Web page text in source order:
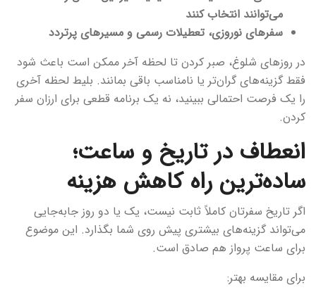
می‌توانند انتخاب کنند
سفرهای نوروزی، تعطیلات رسمی و مسیرهای پرتردد
در روزهای شلوغ، صبر کردن تا لحظه آخر ممکن است باعث شود
فقط گزینه‌های گران‌تر یا نامناسب باقی بمانند. بلیط لحظه آخری
را یک فرصت احتمالی ببینید، نه یک برنامه قطعی برای ارزان سفر
کردن.
انعطاف در تاریخ و ساعت؛
ساده‌ترین راه کاهش هزینه
اگر تاریخ سفرتان کاملاً ثابت نیست، یک یا دو روز جابه‌جایی
می‌تواند گزینه‌های بیشتری پیش روی شما بگذارد. این موضوع
برای ساعت پرواز هم صادق است.
برای مقایسه بهتر: